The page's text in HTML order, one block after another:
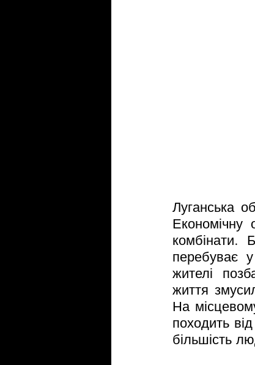
Луганська
Економічну
комбінати.
перебуває
жителі
життя
На
походить
більшість